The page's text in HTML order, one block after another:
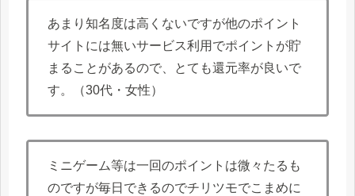
あまり知名度は高くないですが他のポイント
サイトには無いサービス利用でポイントが貯
まることがあるので、とても還元率が良いで
す。（30代・女性）
ミニゲーム等は一回のポイントは微々たるも
のですが毎日できるのでチリツモでこまめに